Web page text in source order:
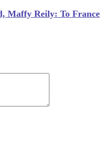
Maffy Reily: To France